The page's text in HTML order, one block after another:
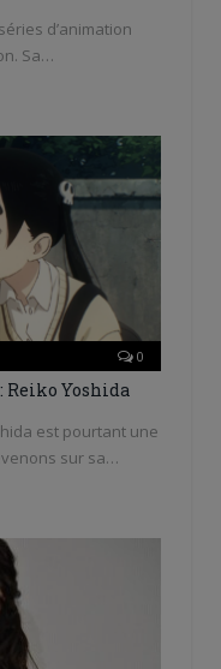
d’animation
Sa…
0
Reiko Yoshida
est pourtant une
sur sa…